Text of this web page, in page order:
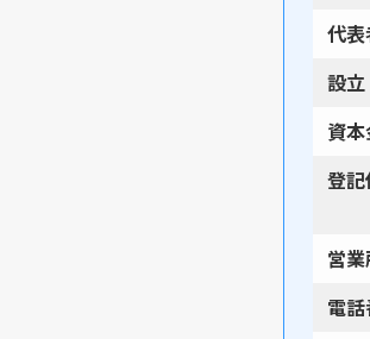
代
設立
資
登
営
電